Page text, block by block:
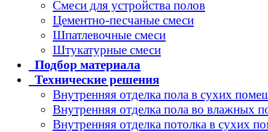
Смеси для устройства полов
Цементно-песчаные смеси
Шпатлевочные смеси
Штукатурные смеси
Подбор материала
Технические решения
Внутренняя отделка пола в сухих
Внутренняя отделка пола во влажных
Внутренняя отделка потолка в сухих